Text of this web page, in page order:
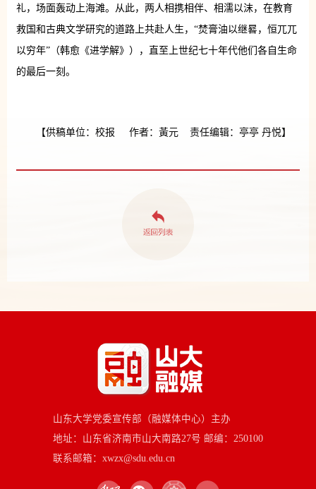
礼，场面轰动上海滩。从此，两人相携相伴、相濡以沫，在教育
救国和古典文学研究的道路上共赴人生，“焚膏油以继晷，恒兀兀
以穷年”（韩愈《进学解》），直至上世纪七十年代他们各自生命
的最后一刻。
【供稿单位：校报 作者：黃元 责任编辑：亭亭 丹悦】
山东大学党委宣传部（融媒体中心）主办
地址：山东省济南市山大南路27号 邮编：250100
联系邮箱：xwzx@sdu.edu.cn